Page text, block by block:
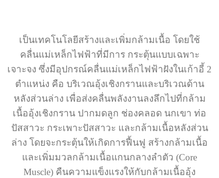
เป็นเทคโนโลยีสร้างและเพิ่มกล้ามเนื้อ โดยใช้
คลื่นแม่เหล็กไฟฟ้าที่มีการ กระตุ้นแบบเฉพาะ
เจาะจง ซึ่งมีอุปกรณ์คลื่นแม่เหล็กไฟฟ้าฝังในเก้าอี้ 2
ตำแหน่ง คือ บริเวณอุ้งเชิงกรานและบริเวณด้าน
หลังส่วนล่าง เพื่อส่งคลื่นพลังงานลงลึกไปที่กล้าม
เนื้ออุ้งเชิงกราน ปากมดลูก ช่องคลอด นกเขา ท่อ
ปัสสาวะ กระเพาะปัสสาวะ และกล้ามเนื้อหลังส่วน
ล่าง โดยจะกระตุ้นให้เกิดการฟื้นฟู สร้างกล้ามเนื้อ
และเพิ่มมวลกล้ามเนื้อแกนกลางลำตัว (Core
Muscle) คืนความแข็งแรงให้กับกล้ามเนื้ออุ้ง